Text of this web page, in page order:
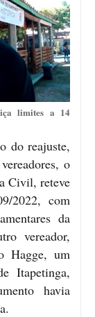
limites a 14
do reajuste,
o
Civil, reteve
2022, com
da
vereador,
Hagge, um
Itapetinga,
havia